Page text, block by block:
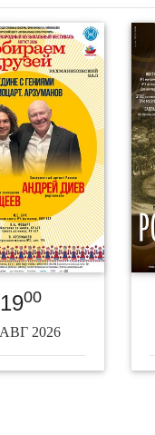
1900
2026